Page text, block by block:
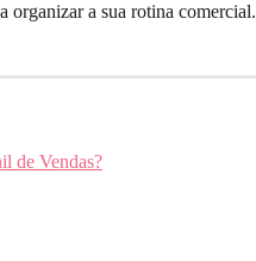
organizar a sua rotina comercial.
de Vendas?